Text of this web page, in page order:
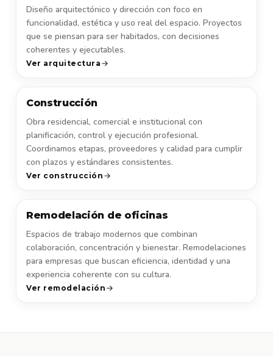
Diseño arquitectónico y dirección con foco en
funcionalidad, estética y uso real del espacio. Proyectos
que se piensan para ser habitados, con decisiones
coherentes y ejecutables.
Ver arquitectura
Construcción
Obra residencial, comercial e institucional con
planificación, control y ejecución profesional.
Coordinamos etapas, proveedores y calidad para cumplir
con plazos y estándares consistentes.
Ver construcción
Remodelación de oficinas
Espacios de trabajo modernos que combinan
colaboración, concentración y bienestar. Remodelaciones
para empresas que buscan eficiencia, identidad y una
experiencia coherente con su cultura.
Ver remodelación